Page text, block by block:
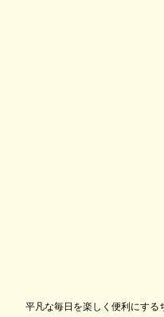
平凡な毎日を楽しく便利にする